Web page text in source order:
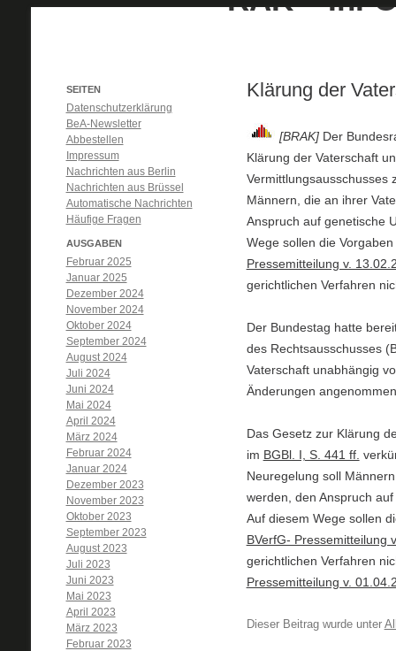
Klärung der
[BRAK] Der
Klärung der Vaterschaft
Vermittlungsausschusses
Männern, die an ihrer
Anspruch auf genetische
Wege sollen die
Pressemitteilung v.
gerichtlichen Verfahren
Der Bundestag hatte
des Rechtsausschusses
Vaterschaft unabhängig
Änderungen
Das Gesetz zur Klärung
im BGBl. I, S. 441 ff.
Neuregelung soll
werden, den Anspruch
Auf diesem Wege sollen
BVerfG- Pressemitteilung
gerichtlichen Verfahren
Pressemitteilung v.
Dieser Beitrag wurde unter
SEITEN
Datenschutzerklärung
BeA-Newsletter
Abbestellen
Impressum
Nachrichten aus Berlin
Nachrichten aus Brüssel
Automatische Nachrichten
Häufige Fragen
AUSGABEN
Februar 2025
Januar 2025
Dezember 2024
November 2024
Oktober 2024
September 2024
August 2024
Juli 2024
Juni 2024
Mai 2024
April 2024
März 2024
Februar 2024
Januar 2024
Dezember 2023
November 2023
Oktober 2023
September 2023
August 2023
Juli 2023
Juni 2023
Mai 2023
April 2023
März 2023
Februar 2023